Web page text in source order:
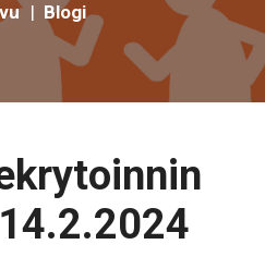
| Blogi